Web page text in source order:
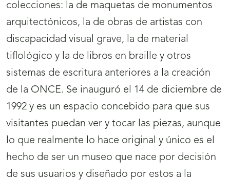
colecciones: la de maquetas de monumentos
arquitectónicos, la de obras de artistas con
discapacidad visual grave, la de material
tiflológico y la de libros en braille y otros
sistemas de escritura anteriores a la creación
de la ONCE. Se inauguró el 14 de diciembre de
1992 y es un espacio concebido para que sus
visitantes puedan ver y tocar las piezas, aunque
lo que realmente lo hace original y único es el
hecho de ser un museo que nace por decisión
de sus usuarios y diseñado por estos a la